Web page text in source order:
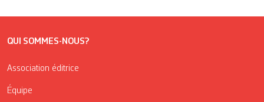
QUI SOMMES-NOUS?
Association éditrice
Équipe